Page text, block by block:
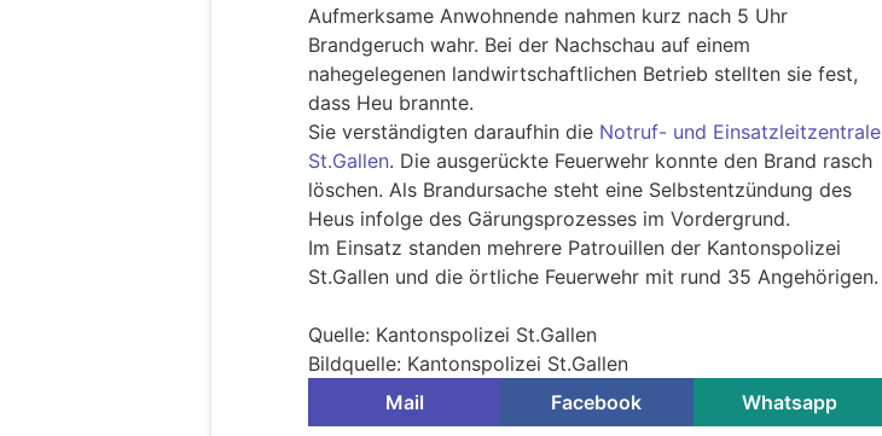
Aufmerksame Anwohnende nahmen kurz nach 5 Uhr
Brandgeruch wahr. Bei der Nachschau auf einem
nahegelegenen landwirtschaftlichen Betrieb stellten sie fest,
dass Heu brannte.
Sie verständigten daraufhin die Notruf- und Einsatzleitzentrale
St.Gallen. Die ausgerückte Feuerwehr konnte den Brand rasch
löschen. Als Brandursache steht eine Selbstentzündung des
Heus infolge des Gärungsprozesses im Vordergrund.
Im Einsatz standen mehrere Patrouillen der Kantonspolizei
St.Gallen und die örtliche Feuerwehr mit rund 35 Angehörigen.
Quelle: Kantonspolizei St.Gallen
Bildquelle: Kantonspolizei St.Gallen
Mail
Facebook Whatsapp